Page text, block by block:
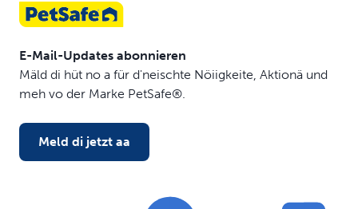
E-Mail-Updates abonnieren
Mäld di hüt no a für d'neischte Nöiigkeite, Aktionä und
meh vo der Marke PetSafe®.
Meld di jetzt aa